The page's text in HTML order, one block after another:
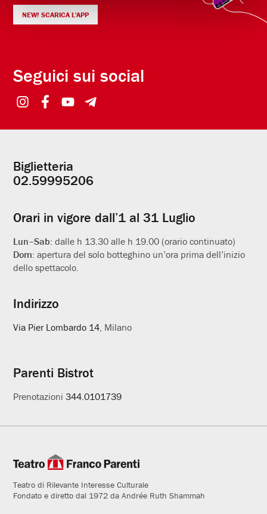
NEW! SCARICA L'APP
Seguici sui social
Informazioni
utili
Biglietteria
02.59995206
Orari in vigore dall’1 al 31 Luglio
Lun–Sab:dalle h 13.30 alle h 19.00 (orario continuato)
Dom:apertura del solo botteghino un’ora prima dell’inizio
dello spettacolo.
Indirizzo
Via Pier Lombardo 14 , Milano
Parenti Bistrot
Prenotazioni344.0101739
Teatro di Rilevante Interesse Culturale
Fondato e diretto dal 1972 da Andrée Ruth Shammah